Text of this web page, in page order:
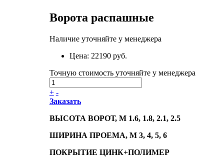
Ворота распашные
Наличие уточняйте у менеджера
Цена: 22190 руб.
Точную стоимость уточняйте у менеджера
+ -
Заказать
ВЫСОТА ВОРОТ, М 1.6, 1.8, 2.1, 2.5
ШИРИНА ПРОЕМА, М 3, 4, 5, 6
ПОКРЫТИЕ ЦИНК+ПОЛИМЕР